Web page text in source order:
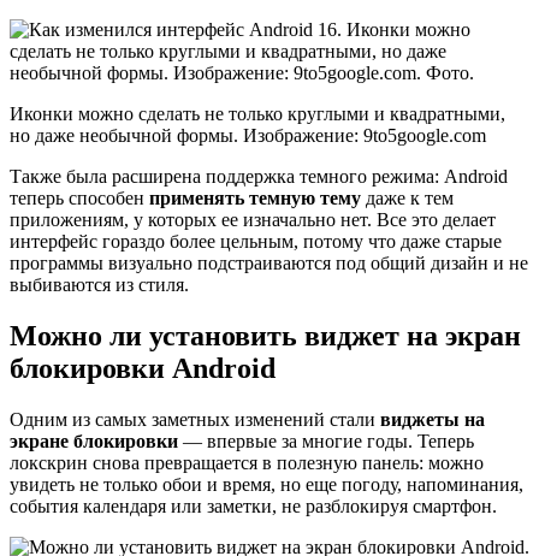
Иконки можно сделать не только круглыми и квадратными,
но даже необычной формы. Изображение: 9to5google.com
Также была расширена поддержка темного режима: Android
теперь способен применять темную тему даже к тем
приложениям, у которых ее изначально нет. Все это делает
интерфейс гораздо более цельным, потому что даже старые
программы визуально подстраиваются под общий дизайн и не
выбиваются из стиля.
Можно ли установить виджет на экран
блокировки Android
Одним из самых заметных изменений стали виджеты на
экране блокировки — впервые за многие годы. Теперь
локскрин снова превращается в полезную панель: можно
увидеть не только обои и время, но еще погоду, напоминания,
события календаря или заметки, не разблокируя смартфон.